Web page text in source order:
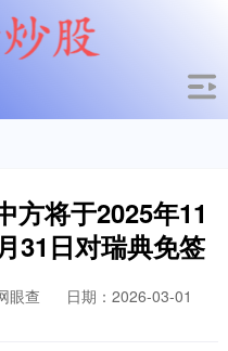
方将于2025年11
31日对瑞典免签
眼查
日期：2026-03-01